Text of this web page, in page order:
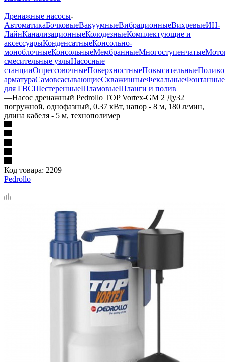
—
Дренажные насосы
АвтоматикаБочковыеВакуумныеВибрационныеВихревыеИН-
ЛайнКанализационныеКолодезныеКомплектующие и
аксессуарыКонденсатныеКонсольно-
моноблочныеКонсольныеМембранныеМногоступенчатые
смесительные узлыНасосные
станцииОпрессовочныеПоверхностныеПовысительные
арматураСамовсасывающиеСкважинныеФекальныеФонтанные
для ГВСШестеренныеШламовыеШланги и полив
—Насос дренажный Pedrollo TOP Vortex-GM 2 Ду32
погружной, однофазный, 0.37 кВт, напор - 8 м, 180 л/мин,
длина кабеля - 5 м, технополимер
Код товара: 2209
Pedrollo